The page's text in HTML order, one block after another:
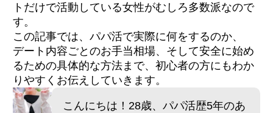
トだけで活動している女性がむしろ多数派なので
す。
この記事では、パパ活で実際に何をするのか、
デート内容ごとのお手当相場、そして安全に始め
るための具体的な方法まで、初心者の方にもわか
りやすくお伝えしていきます。
こんにちは！28歳、パパ活歴5年のあ